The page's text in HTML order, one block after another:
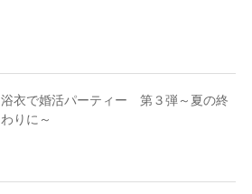
浴衣で婚活パーティー 第３弾～夏の終
わりに～